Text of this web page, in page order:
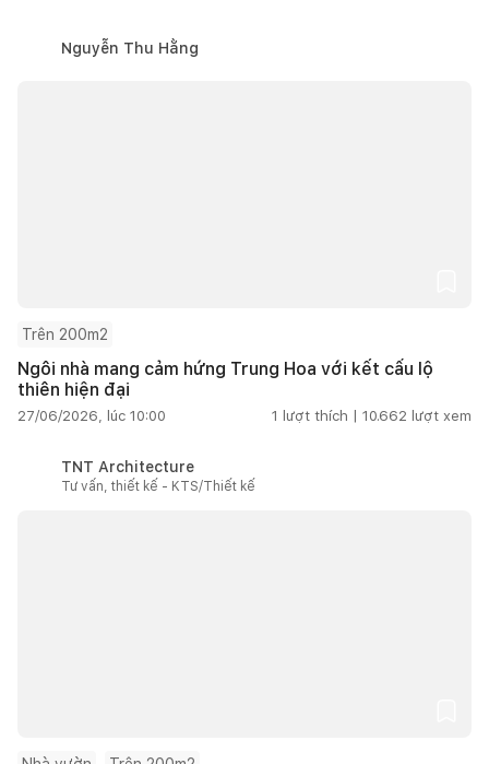
Nguyễn Thu Hằng
Trên 200m2
Ngôi nhà mang cảm hứng Trung Hoa với kết cấu lộ
thiên hiện đại
27/06/2026, lúc 10:00 1 lượt thích | 10.662 lượt xem
TNT Architecture
Tư vấn, thiết kế - KTS/Thiết kế